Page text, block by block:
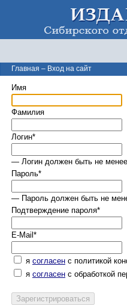
Главная – Вход на сайт
Имя
Фамилия
Логин*
— Логин должен быть не
Пароль*
— Пароль должен быть не
Подтверждение пароля*
E-Mail *
я согласен с политикой
я согласен с обработкой